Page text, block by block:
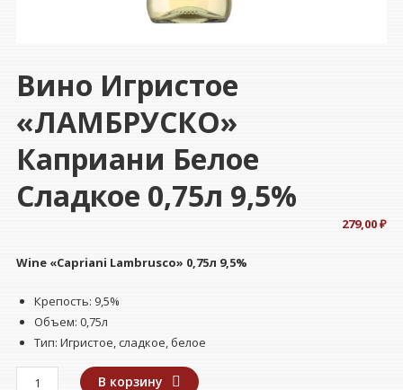
Вино Игристое
«ЛАМБРУСКО»
Каприани Белое
Сладкое 0,75л 9,5%
279,00₽
Wine «Capriani Lambrusco» 0,75л 9,5%
Крепость: 9,5%
Объем: 0,75л
Тип: Игристое, сладкое,белое
Количество
В корзину